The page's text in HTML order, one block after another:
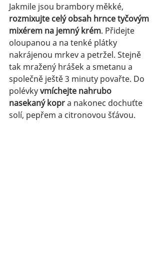
Jakmile jsou brambory měkké,
rozmixujte celý obsah hrnce tyčovým
mixérem na jemný krém. Přidejte
oloupanou a na tenké plátky
nakrájenou mrkev a petržel. Stejně
tak mražený hrášek a smetanu a
společně ještě 3 minuty povařte. Do
polévky vmíchejte nahrubo
nasekaný kopr a nakonec dochuťte
solí, pepřem a citronovou šťávou.